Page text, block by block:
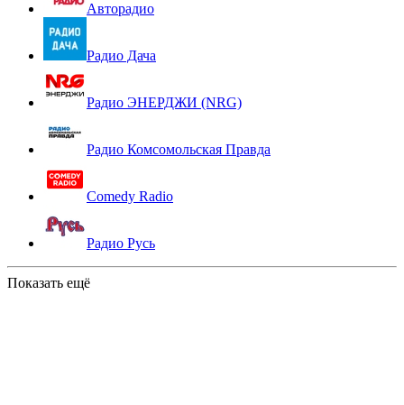
Авторадио
Радио Дача
Радио ЭНЕРДЖИ (NRG)
Радио Комсомольская Правда
Comedy Radio
Радио Русь
Показать ещё